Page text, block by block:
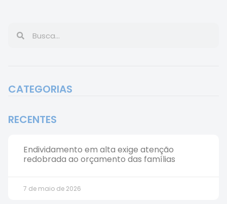
CATEGORIAS
RECENTES
Endividamento em alta exige atenção
redobrada ao orçamento das famílias
7 de maio de 2026